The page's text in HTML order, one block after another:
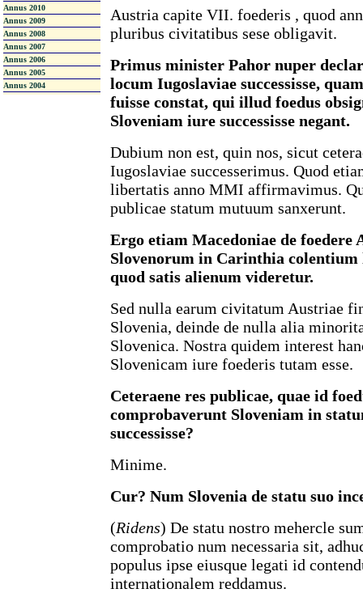
Annus 2010
Annus 2009
Annus 2008
Annus 2007
Annus 2006
Annus 2005
Annus 2004
Austria capite VII. foederis , quod
pluribus civitatibus sese obligavit.
Primus minister Pahor nuper
locum Iugoslaviae successisse,
fuisse constat, qui illud foedus
Sloveniam iure successisse negant.
Dubium non est, quin nos, sicut
Iugoslaviae successerimus. Quod
libertatis anno MMI affirmavimus.
publicae statum mutuum sanxerunt.
Ergo etiam Macedoniae de foedere
Slovenorum in Carinthia
quod satis alienum videretur.
Sed nulla earum civitatum Austriae
Slovenia, deinde de nulla alia
Slovenica. Nostra quidem interest
Slovenicam iure foederis tutam esse.
Ceteraene res publicae, quae id
comprobaverunt Sloveniam in
successisse?
Minime.
Cur? Num Slovenia de statu suo
(Ridens) De statu nostro mehercle
comprobatio num necessaria sit,
populus ipse eiusque legati id
internationalem reddamus.